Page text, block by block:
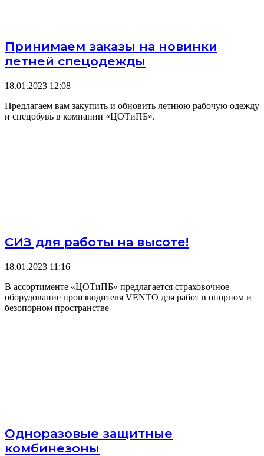
Принимаем заказы на новинки
летней спецодежды
18.01.2023 12:08
Предлагаем вам закупить и обновить летнюю рабочую одежду
и спецобувь в компании «ЦОТиПБ».
СИЗ для работы на высоте!
18.01.2023 11:16
В ассортименте «ЦОТиПБ» предлагается страховочное
оборудование производителя VENTO для работ в опорном и
безопорном пространстве
Одноразовые защитные
комбинезоны